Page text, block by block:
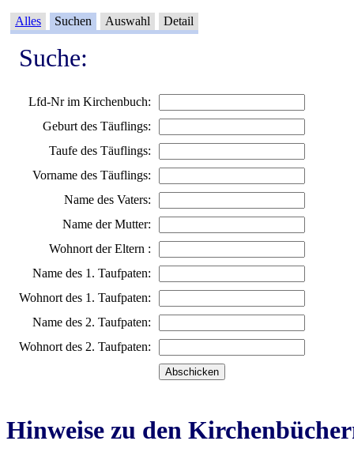
Alles Suchen Auswahl Detail
Suche:
Lfd-Nr im Kirchenbuch:
Geburt des Täuflings:
Taufe des Täuflings:
Vorname des Täuflings:
Name des Vaters:
Name der Mutter:
Wohnort der Eltern :
Name des 1. Taufpaten:
Wohnort des 1. Taufpaten:
Name des 2. Taufpaten:
Wohnort des 2. Taufpaten:
Hinweise zu den